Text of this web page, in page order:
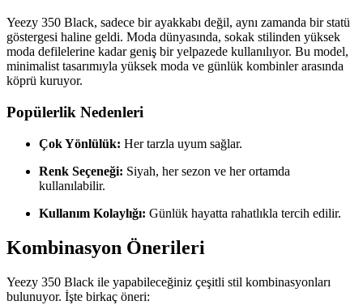
Yeezy 350 Black, sadece bir ayakkabı değil, aynı zamanda bir statü
göstergesi haline geldi. Moda dünyasında, sokak stilinden yüksek
moda defilelerine kadar geniş bir yelpazede kullanılıyor. Bu model,
minimalist tasarımıyla yüksek moda ve günlük kombinler arasında
köprü kuruyor.
Popülerlik Nedenleri
Çok Yönlülük: Her tarzla uyum sağlar.
Renk Seçeneği: Siyah, her sezon ve her ortamda
kullanılabilir.
Kullanım Kolaylığı: Günlük hayatta rahatlıkla tercih edilir.
Kombinasyon Önerileri
Yeezy 350 Black ile yapabileceğiniz çeşitli stil kombinasyonları
bulunuyor. İşte birkaç öneri: